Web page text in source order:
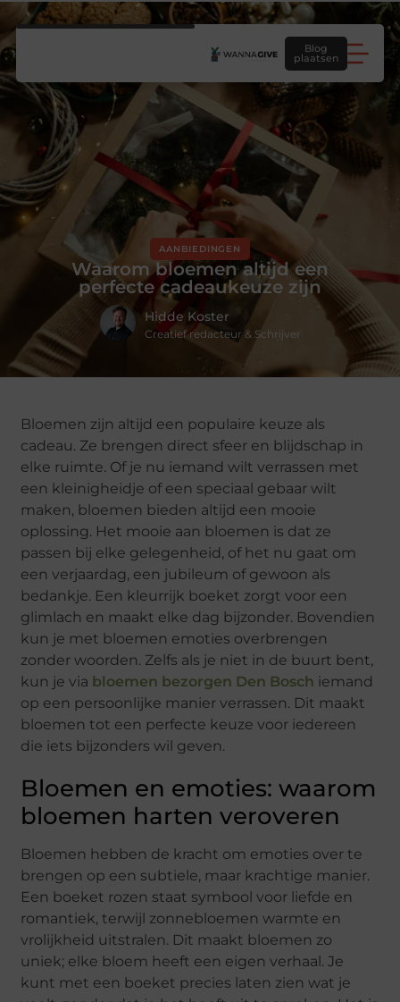
Blog
plaatsen
AANBIEDINGEN
Waarom bloemen altijd een
perfecte cadeaukeuze zijn
Hidde Koster
Creatief redacteur & Schrijver
Bloemen zijn altijd een populaire keuze als
cadeau. Ze brengen direct sfeer en blijdschap in
elke ruimte. Of je nu iemand wilt verrassen met
een kleinigheidje of een speciaal gebaar wilt
maken, bloemen bieden altijd een mooie
oplossing. Het mooie aan bloemen is dat ze
passen bij elke gelegenheid, of het nu gaat om
een verjaardag, een jubileum of gewoon als
bedankje. Een kleurrijk boeket zorgt voor een
glimlach en maakt elke dag bijzonder. Bovendien
kun je met bloemen emoties overbrengen
zonder woorden. Zelfs als je niet in de buurt bent,
kun je via bloemen bezorgen Den Bosch iemand
op een persoonlijke manier verrassen. Dit maakt
bloemen tot een perfecte keuze voor iedereen
die iets bijzonders wil geven.
Bloemen en emoties: waarom
bloemen harten veroveren
Bloemen hebben de kracht om emoties over te
brengen op een subtiele, maar krachtige manier.
Een boeket rozen staat symbool voor liefde en
romantiek, terwijl zonnebloemen warmte en
vrolijkheid uitstralen. Dit maakt bloemen zo
uniek; elke bloem heeft een eigen verhaal. Je
kunt met een boeket precies laten zien wat je